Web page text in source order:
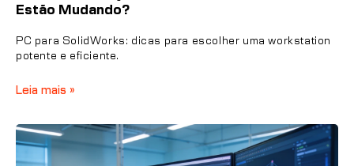
Estão Mudando?
PC para SolidWorks: dicas para escolher uma workstation
potente e eficiente.
Leia mais »